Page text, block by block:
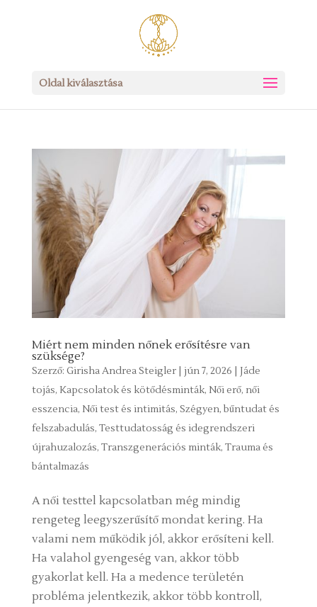
Oldal kiválasztása
Miért nem minden nőnek erősítésre van
szüksége?
Szerző: Girisha Andrea Steigler| jún 7, 2026
Jáde
tojás, Kapcsolatok és kötődésminták, Női erő, női
esszencia, Női test és intimitás, Szégyen, bűntudat és
felszabadulás, Testtudatosság és idegrendszeri
újrahuzalozás, Transzgenerációs minták, Trauma és
bántalmazás
A női testtel kapcsolatban még mindig
rengeteg leegyszerűsítő mondat kering. Ha
valami nem működik jól, akkor erősíteni kell.
Ha valahol gyengeség van, akkor több
gyakorlat kell. Ha a medence területén
probléma jelentkezik, akkor több kontroll,